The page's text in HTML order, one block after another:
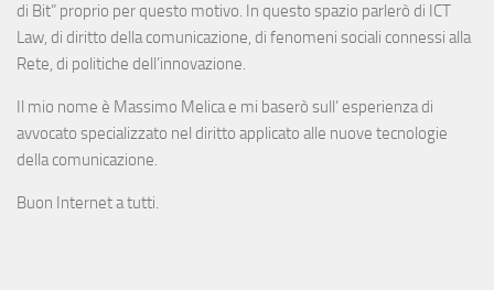
di Bit” proprio per questo motivo. In questo spazio parlerò di ICT
Law, di diritto della comunicazione, di fenomeni sociali connessi alla
Rete, di politiche dell’innovazione.
Il mio nome è Massimo Melica e mi baserò sull’ esperienza di
avvocato specializzato nel diritto applicato alle nuove tecnologie
della comunicazione.
Buon Internet a tutti.